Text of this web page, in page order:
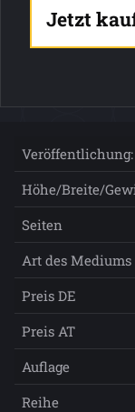
Jetzt
Veröffentlichung:
Höhe/Breite/
Seiten
Art des Mediums
Preis DE
Preis AT
Auflage
Reihe